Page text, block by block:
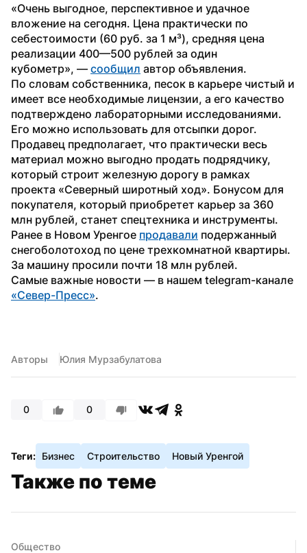
«Очень выгодное, перспективное и удачное
вложение на сегодня. Цена практически по
себестоимости (60 руб. за 1 м³), средняя цена
реализации 400—500 рублей за один
кубометр», — сообщил автор объявления.
По словам собственника, песок в карьере чистый и
имеет все необходимые лицензии, а его качество
подтверждено лабораторными исследованиями.
Его можно использовать для отсыпки дорог.
Продавец предполагает, что практически весь
материал можно выгодно продать подрядчику,
который строит железную дорогу в рамках
проекта «Северный широтный ход». Бонусом для
покупателя, который приобретет карьер за 360
млн рублей, станет спецтехника и инструменты.
Ранее в Новом Уренгое продавали подержанный
снегоболотоход по цене трехкомнатной квартиры.
За машину просили почти 18 млн рублей.
«Север-Пресс».
Авторы Юлия Мурзабулатова
0 0
Теги: Бизнес Строительство Новый Уренгой
Также по теме
Общество